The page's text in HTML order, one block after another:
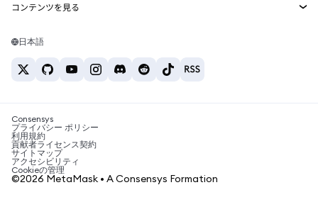
Web3サービス
サポート
キャリア
お問い合わせ
Tetherの価格
USDT→INR
BTC→INR
ETH→USDT
ETHの購入
USDTの購入
SHIBの購入
BNBの購入
コンテンツを見る
Solanaウォレット
税制関連ニュース
暗号資産の購入方法は？
ビットコインを売るには？
日本語
Consensys
プライバシー ポリシー
利用規約
貢献者ライセンス契約
サイトマップ
アクセシビリティ
Cookieの管理
©2026 MetaMask • A Consensys Formation